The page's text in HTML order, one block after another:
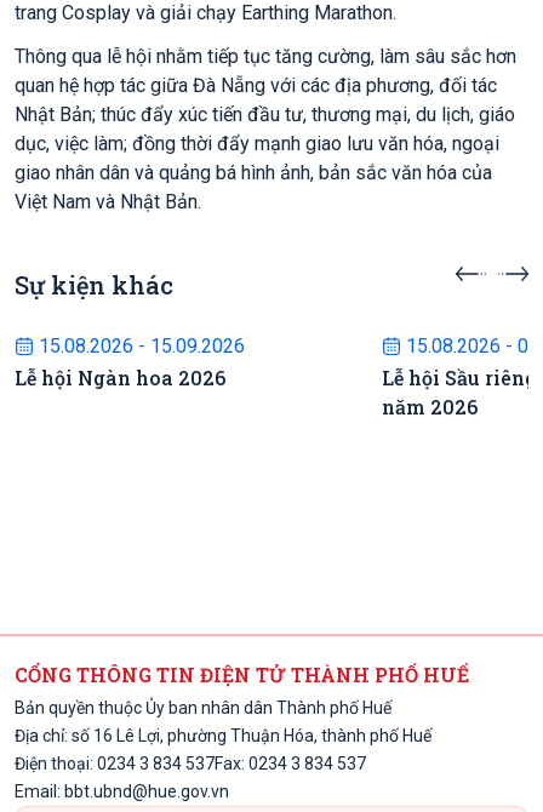
trang Cosplay và giải chạy Earthing Marathon.
Thông qua lễ hội nhằm tiếp tục tăng cường, làm sâu sắc hơn
quan hệ hợp tác giữa Đà Nẵng với các địa phương, đối tác
Nhật Bản; thúc đẩy xúc tiến đầu tư, thương mại, du lịch, giáo
dục, việc làm; đồng thời đẩy mạnh giao lưu văn hóa, ngoại
giao nhân dân và quảng bá hình ảnh, bản sắc văn hóa của
Việt Nam và Nhật Bản.
Sự kiện khácSự kiện sắp diễn ra
15.08.2026 - 15.09.2026
Lễ hội Ngàn hoa 2026
15.08.2026 -
Lễ hội Sầu
năm 2026
CỔNG THÔNG TIN ĐIỆN TỬ THÀNH PHỐ HUẾ
Bản quyền thuộc Ủy ban nhân dân Thành phố Huế
Địa chỉ: số 16 Lê Lợi, phường Thuận Hóa, thành phố Huế
Điện thoại: 0234 3 834 537Fax: 0234 3 834 537
Email: bbt.ubnd@hue.gov.vn